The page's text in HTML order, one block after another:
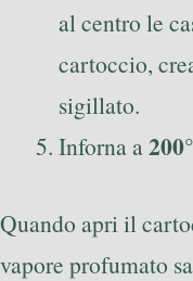
al centro le
cartoccio,
sigillato.
Inforna a
Quando apri il
vapore profumato